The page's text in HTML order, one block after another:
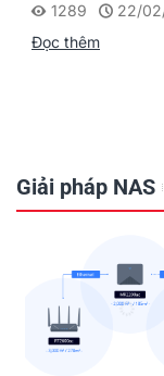
nghiệp HAT
1289
22/
Đọc thêm
Giải pháp NAS